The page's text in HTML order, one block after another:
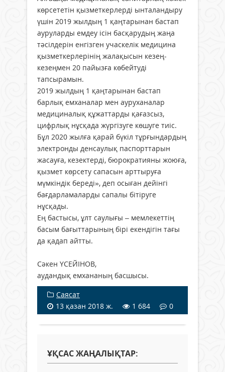
көрсететін қызметкерлерді ынталандыру
үшін 2019 жылдың 1 қаңтарынан бастап
ауруларды емдеу ісін басқарудың жаңа
тәсілдерін енгізген учаскелік медицина
қызметкерлерінің жалақысын кезең-
кезеңмен 20 пайызға көбейтуді
тапсырамын.
2019 жылдың 1 қаңтарынан бастап
барлық емханалар мен ауруханалар
медициналық құжаттарды қағазсыз,
цифрлық нұсқада жүргізуге көшуге тиіс.
Бұл 2020 жылға қарай бүкіл тұрғындардың
электронды денсаулық паспорттарын
жасауға, кезектерді, бюрократияны жоюға,
қызмет көрсету сапасын арттыруға
мүмкіндік береді», деп осыған дейінгі
бағдарламаларды сапалы бітіруге
нұсқады.
Ең бастысы, ұлт саулығы – мемлекеттің
басым бағыттарының бірі екендігін тағы
да қадап айтты.
Сәкен ҮСЕЙІНОВ,
аудандық емхананың басшысы.
Саясат
13 қазан 2018 ж.
1 684 0
ҰҚСАС ЖАҢАЛЫҚТАР: